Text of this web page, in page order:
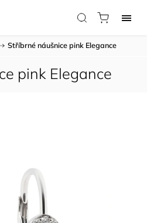
Stříbrné náušnice pink Elegance
pink Elegance